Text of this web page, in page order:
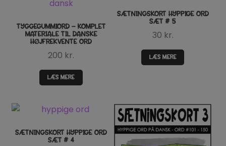
TYGGEGUMMIORD – KOMPLET
MATERIALE TIL DANSKE
HØJFREKVENTE ORD
200 kr.
LÆS MERE
SÆTNINGSKORT HYPPIGE ORD
SÆT # 5
30 kr.
LÆS MERE
SÆTNINGSKORT HYPPIGE ORD
SÆT # 4